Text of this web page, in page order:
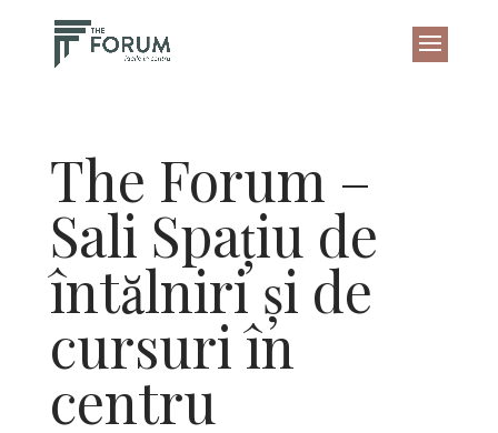
The Forum –
Sali Spațiu de
întălniri și de
cursuri în
centru